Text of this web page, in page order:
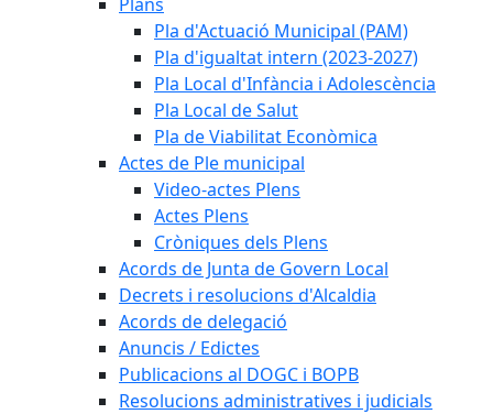
Pla d'Actuació Municipal (PAM)
Pla d'igualtat intern (2023-2027)
Pla Local d'Infància i Adolescència
Pla Local de Salut
Pla de Viabilitat Econòmica
Actes de Ple municipal
Video-actes Plens
Actes Plens
Cròniques dels Plens
Acords de Junta de Govern Local
Decrets i resolucions d'Alcaldia
Acords de delegació
Anuncis / Edictes
Publicacions al DOGC i BOPB
Resolucions administratives i judicials